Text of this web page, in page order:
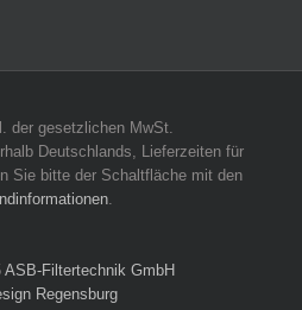
der gesetzlichen MwSt.
Deutschlands, Lieferzeiten für
Sie bitte der Schaltfläche mit den
.
ASB-Filtertechnik GmbH
Regensburg